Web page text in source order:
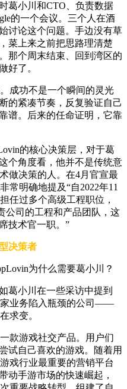
葛小川和CTO、负责数据
的一个会议。三个人在酒
讨论这个问题。手边没有草
菜上来之前把思路理清楚
那个周末结束、回到湾区的
好了。
成功不是一个瞬间的灵光
的紧凑节奏，反复验证自己
谱。后来的任命证明，它靠
的核心决策层，对于葛
个角度看，他并不是传统意
做决策的人。在4月官宣最
常明确地提及“自2022年11
任过多个高级工程职位，
公司的工程和产品团队，这
技术官一职。”
决策者
为什么需要葛小川？
葛小川在一些采访中提到
家业务陷入瓶颈的公司——
求变。
款游戏社交产品。用户们
试自己喜欢的游戏。随着用
戏行业最重要的营销平台
动手游市场的快速崛起，